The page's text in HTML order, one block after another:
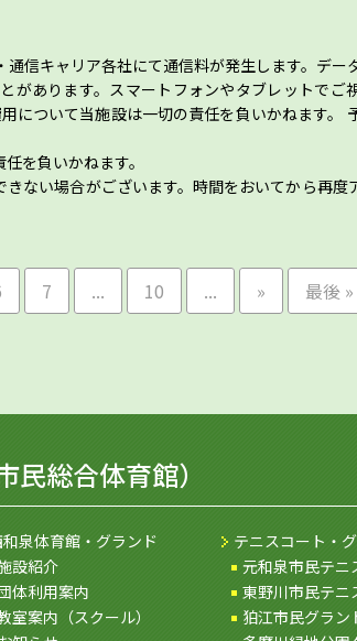
信キャリア各社にて通信料が発生します。デー
があります。スマートフォンやタブレットでご
について当施設は一切の責任を負いかねます。
を負いかねます。
ない場合がございます。時間をおいてから再度
7 ... 10 ... » 最後 »
民総合体育館）
和泉体育館・グランド
設紹介
体利用案内
室案内（スクール）
テニスコート・
元和泉市民テニ
東野川市民テニ
狛江市民グラン